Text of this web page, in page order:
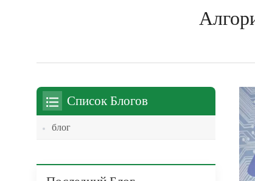
Список Блогов
блог